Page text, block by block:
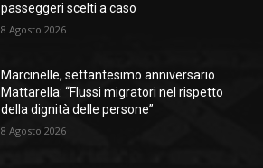
passeggeri scelti a caso
8 Agosto 2026
Marcinelle, settantesimo anniversario.
Mattarella: “Flussi migratori nel rispetto
della dignità delle persone”
8 Agosto 2026